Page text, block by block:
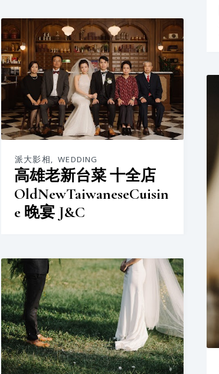
派大影相, WEDDING
高雄老新台菜 十全店
OldNewTaiwaneseCuisin
e 晚宴 J&C